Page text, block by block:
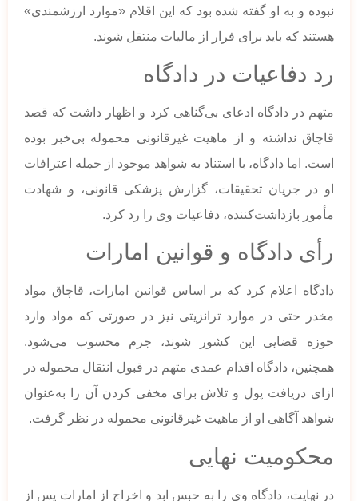
نبوده و به او گفته شده بود که این اقلام «موارد ارزشمندی»
هستند که باید برای فرار از مالیات منتقل شوند.
رد دفاعیات در دادگاه
متهم در دادگاه ادعای بی‌گناهی کرد و اظهار داشت که قصد
قاچاق نداشته و از ماهیت غیرقانونی محموله بی‌خبر بوده
است. اما دادگاه، با استناد به شواهد موجود از جمله اعترافات
او در جریان تحقیقات، گزارش پزشکی قانونی، و شهادت
مأمور بازداشت‌کننده، دفاعیات وی را رد کرد.
رأی دادگاه و قوانین امارات
دادگاه اعلام کرد که بر اساس قوانین امارات، قاچاق مواد
مخدر حتی در موارد ترانزیتی نیز در صورتی که مواد وارد
حوزه قضایی این کشور شوند، جرم محسوب می‌شود.
همچنین، دادگاه اقدام عمدی متهم در قبول انتقال محموله در
ازای دریافت پول و تلاش برای مخفی کردن آن را به‌عنوان
شواهد آگاهی او از ماهیت غیرقانونی محموله در نظر گرفت.
محکومیت نهایی
در نهایت، دادگاه وی را به حبس ابد و اخراج از امارات پس از